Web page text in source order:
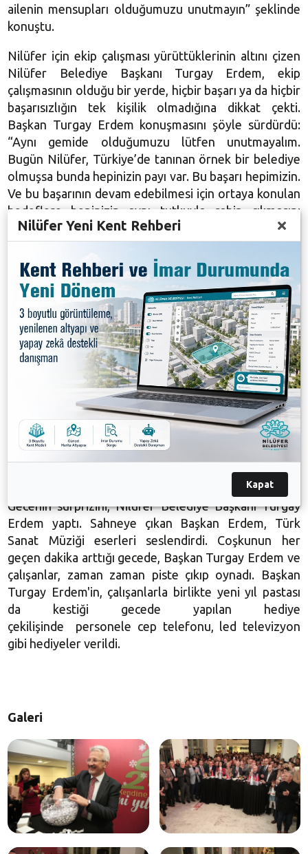
ailenin mensupları olduğumuzu unutmayın” şeklinde
konuştu.
Nilüfer için ekip çalışması yürüttüklerinin altını çizen
Nilüfer Belediye Başkanı Turgay Erdem, ekip
çalışmasının olduğu bir yerde, hiçbir başarı ya da hiçbir
başarısızlığın tek kişilik olmadığına dikkat çekti.
Başkan Turgay Erdem konuşmasını şöyle sürdürdü:
“Aynı gemide olduğumuzu lütfen unutmayalım.
Bugün Nilüfer, Türkiye’de tanınan örnek bir belediye
olmuşsa bunda hepinizin payı var. Bu başarı hepimizin.
Ve bu başarının devam edebilmesi için ortaya konulan
hedeflere hepinizin aynı tutkuyla sahip çıkmasını
diliyorum.”
Nilüfer Belediye Başkanı Turgay Erdem, “2020 yılının
güzelliklerle, sevgiyle, barışla, umutla gelmesini
diliyorum. 2020 yılını hep birlikte ailesıcaklığında,
dayanışma içinde, yeni başarıların ortağı olarak
geçirmeyi umut ediyorum. Ülkemiz için, tüm dünya ve
tüm insanlık için; barış, adalet, özgürlük, hoşgörü,
huzur, bolluk ve sevgi dolu bir yıl diliyorum”
sözleriyle de bütün çalışanların yeni yılını kutladı.
Konuşmaların ardından Nilüfer Belediyesi çalışanları,
kutlama programının “Göster Kendini” bölümünde
müzik performanslarını sergiledi. Nilüfer Belediyesi
Roman Orkestrası eşliğinde sahneye çıkan Nilüfer
Gecenin sürprizini, Nilüfer Belediye Başkanı Turgay
Erdem yaptı. Sahneye çıkan Başkan Erdem, Türk
Sanat Müziği eserleri seslendirdi. Coşkunun her
geçen dakika arttığı gecede, Başkan Turgay Erdem ve
çalışanlar, zaman zaman piste çıkıp oynadı. Başkan
Turgay Erdem'in, çalışanlarla birlikte yeni yıl pastası
da kestiği gecede yapılan hediye
çekilişinde personele cep telefonu, led televizyon
gibi hediyeler verildi.
Galeri
Nilüfer Yeni Kent Rehberi
Kapat